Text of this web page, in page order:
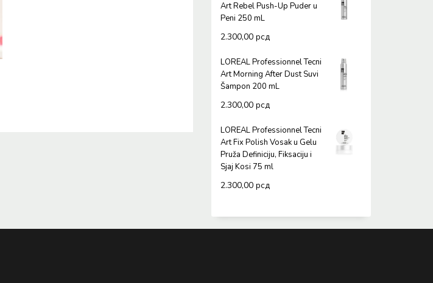
Art Rebel Push-Up Puder u
Peni 250 mL
2.300,00 рсд
LOREAL Professionnel Tecni
Art Morning After Dust Suvi
Šampon 200 mL
2.300,00 рсд
LOREAL Professionnel Tecni
Art Fix Polish Vosak u Gelu
Pruža Definiciju, Fiksaciju i
Sjaj Kosi 75 ml
2.300,00 рсд